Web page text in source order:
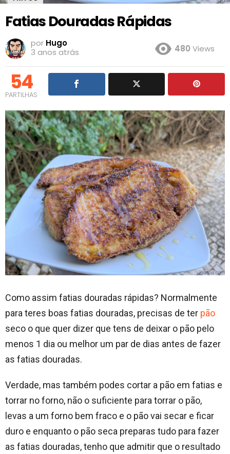
Fatias Douradas Rápidas
por Hugo
3 anos atrás
480 Views
54
PARTILHAS
Como assim fatias douradas rápidas? Normalmente
para teres boas fatias douradas, precisas de ter pão
seco o que quer dizer que tens de deixar o pão pelo
menos 1 dia ou melhor um par de dias antes de fazer
as fatias douradas.
Verdade, mas também podes cortar a pão em fatias e
torrar no forno, não o suficiente para torrar o pão,
levas a um forno bem fraco e o pão vai secar e ficar
duro e enquanto o pão seca preparas tudo para fazer
as fatias douradas, tenho que admitir que o resultado